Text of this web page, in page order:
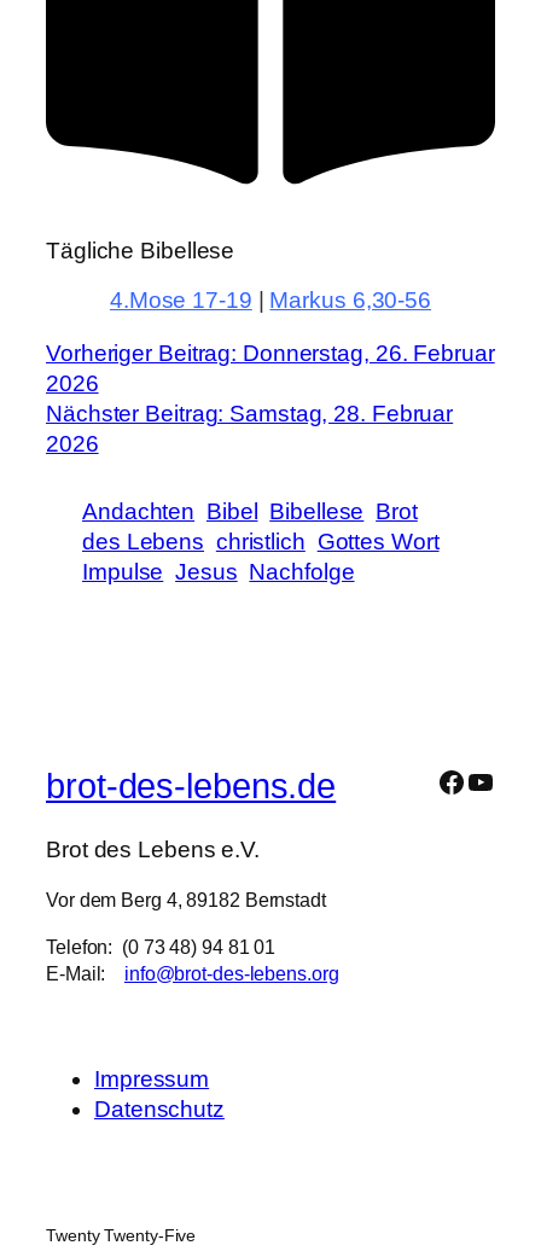
Tägliche Bibellese
4.Mose 17-19
Markus 6,30-56
Beitragsnavigation
Vorheriger Beitrag: Donnerstag, 26. Februar
2026
Nächster Beitrag: Samstag, 28. Februar
2026
Andachten Bibel Bibellese Brot
des Lebens christlich Gottes Wort
Impulse Jesus Nachfolge
brot-des-lebens.de
Brot des Lebens e.V.
Vor dem Berg 4, 89182 Bernstadt
Telefon: (0 73 48) 94 81 01
E-Mail: info@brot-des-lebens.org
Ein täglicher Impuls für das Lebens mit
Impressum
Datenschutz
Twenty Twenty-Five